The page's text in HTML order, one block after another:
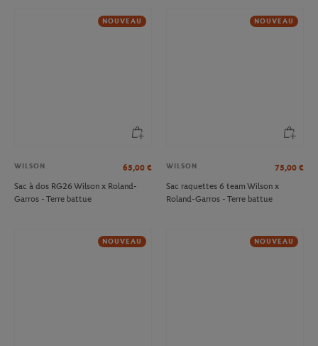
NOUVEAU
WILSON 65,00 €
Sac à dos RG26 Wilson x Roland-
Garros - Terre battue
NOUVEAU
WILSON 75,00 €
Sac raquettes 6 team Wilson x
Roland-Garros - Terre battue
NOUVEAU NOUVEAU